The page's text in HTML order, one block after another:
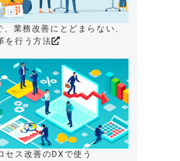
、業務改善にとどまらない、
を行う方法
セス改善のDXで使う